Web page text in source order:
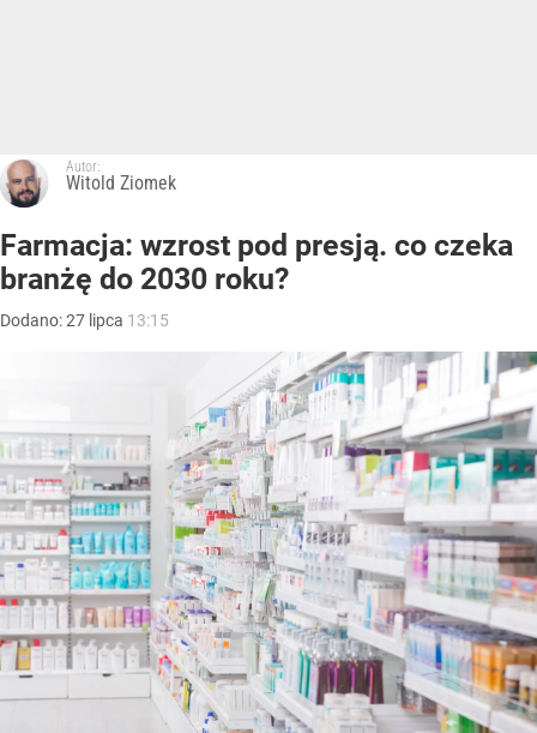
Autor:
Witold Ziomek
Farmacja: wzrost pod presją. co czeka
branżę do 2030 roku?
Dodano:27 lipca 13:15